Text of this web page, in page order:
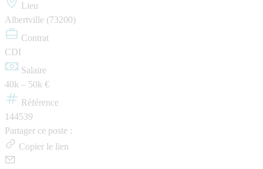
Lieu
Albertville (73200)
Contrat
CDI
Salaire
40k – 50k €
Référence
144539
Partager ce poste :
Copier le lien